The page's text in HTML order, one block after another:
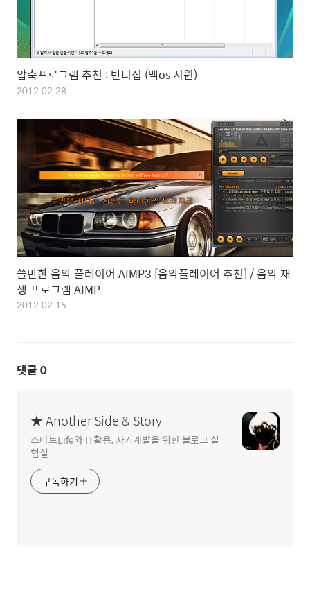
압축프로그램 추천 : 반디집 (맥os 지원)
2012.02.28
쓸만한 음악 플레이어 AIMP3 [음악플레이어 추천] / 음악 재
생 프로그램 AIMP
2012.02.15
댓글 0
★ Another Side & Story
스마트Life와 IT활용, 자기계발을 위한 블로그 실
험실
구독하기